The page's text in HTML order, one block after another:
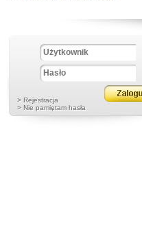
> Rejestracja
> Nie pamiętam hasła